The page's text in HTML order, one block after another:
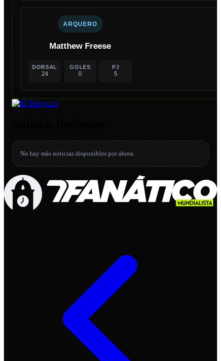
ARQUERO
Matthew Freese
DORSAL
24
GOLES
0
PJ
5
No hay más noticias disponibles por ahora.